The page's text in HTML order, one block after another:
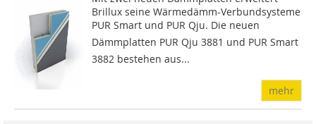
Brillux seine Wärmedämm-Verbundsysteme
PUR Smart und PUR Qju. Die neuen
Dämmplatten PUR Qju 3881 und PUR Smart
3882 bestehen aus...
mehr